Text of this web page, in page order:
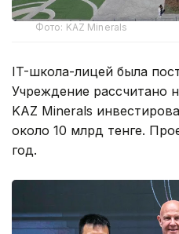
Фото: KAZ Minerals
IT-школа-лицей была
Учреждение рассчитано
KAZ Minerals
около 10 млрд тенге.
год.